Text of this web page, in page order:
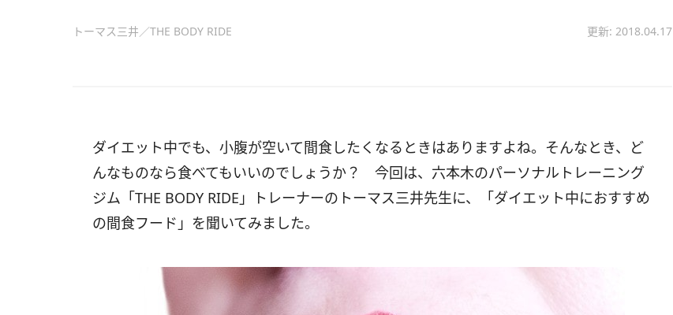
トーマス三井／THE BODY RIDE 更新: 2018.04.17
ダイエット中でも、小腹が空いて間食したくなるときはありますよね。そんなとき、ど
んなものなら食べてもいいのでしょうか？ 今回は、六本木のパーソナルトレーニング
ジム「THE BODY RIDE」トレーナーのトーマス三井先生に、「ダイエット中におすすめ
の間食フード」を聞いてみました。